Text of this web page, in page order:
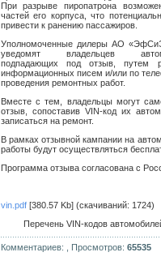
При разрыве пиропатрона
частей его корпуса, что
привести к ранению пассажиров.
Уполномоченные дилеры АО
уведомят владельцев
подпадающих под отзыв, путем
информационных писем и/или по
проведения ремонтных работ.
Вместе с тем, владельцы могут
отзыв, сопоставив VIN-код их
записаться на ремонт.
В рамках отзывной кампании на
работы будут осуществляться
Программа отзыва согласована с
vin.pdf[380.57 Kb] (cкачиваний: 1724)
Перечень VIN-кодов
Комментариев: , Просмотров: 65535